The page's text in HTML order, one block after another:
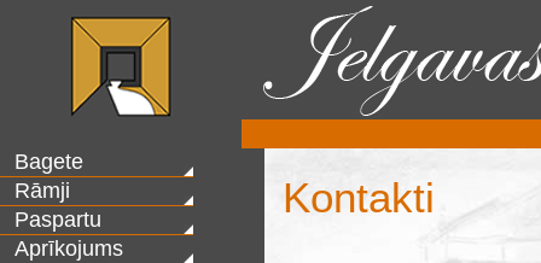
Bagete
Rāmji
Paspartu
Aprīkojums
Kontakti